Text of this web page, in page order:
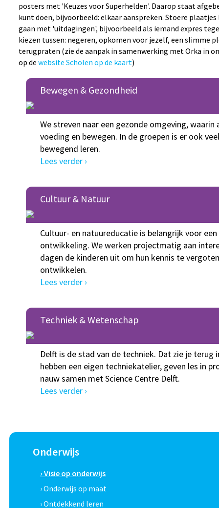
posters met 'Keuzes voor Superhelden'. Daarop staat
kunt doen, bijvoorbeeld: elkaar aanspreken. Stoere
gaan met 'uitdagingen', bijvoorbeeld als iemand expres
kiezen tussen: negeren, opkomen voor jezelf, een slimme
terugpraten (zie de aanpak in samenwerking met Orka in
op de website Scholen op de kaart)
Bewegen & Gezondheid
We streven naar een gezonde omgeving,
voeding en bewegen. In de groepen is er ook
bewegend leren.
Lees verder ›
Cultuur & Natuur
Cultuur- en natuureducatie is belangrijk voor
ontwikkeling. We werken projectmatig aan
dagen de kinderen uit om hun kennis te
ontwikkelen.
Lees verder ›
Techniek & Wetenschap
Delft is de stad van de techniek. Dat zie je terug
hebben een eigen techniekatelier, geven les in
nauw samen met Science Centre Delft.
Lees verder ›
Onderwijs
› Visie op onderwijs
› Onderwijs op maat
› Ontdekkend leren